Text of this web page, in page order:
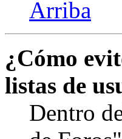
Arriba
¿Cómo
listas de
Dentro